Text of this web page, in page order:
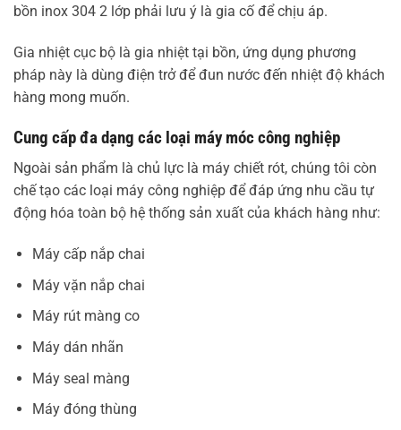
bồn inox 304 2 lớp phải lưu ý là gia cố để chịu áp.
Gia nhiệt cục bộ là gia nhiệt tại bồn, ứng dụng phương
pháp này là dùng điện trở để đun nước đến nhiệt độ khách
hàng mong muốn.
Cung cấp đa dạng các loại máy móc công nghiệp
Ngoài sản phẩm là chủ lực là máy chiết rót, chúng tôi còn
chế tạo các loại máy công nghiệp để đáp ứng nhu cầu tự
động hóa toàn bộ hệ thống sản xuất của khách hàng như:
Máy cấp nắp chai
Máy vặn nắp chai
Máy rút màng co
Máy dán nhãn
Máy seal màng
Máy đóng thùng